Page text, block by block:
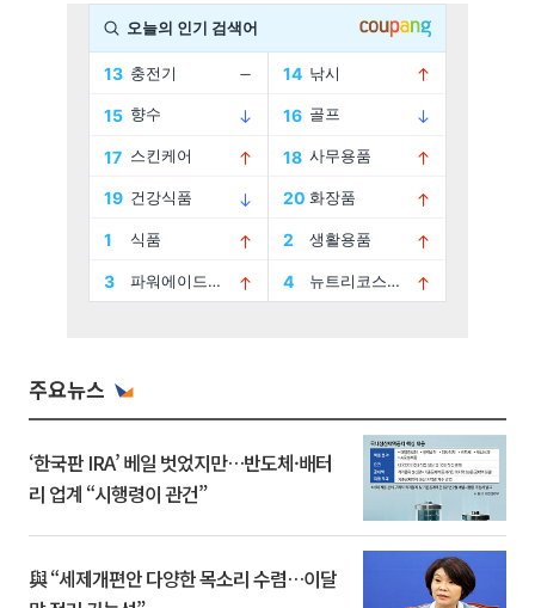
주요뉴스
‘한국판 IRA’ 베일 벗었지만…반도체·배터
리 업계 “시행령이 관건”
與 “세제개편안 다양한 목소리 수렴…이달